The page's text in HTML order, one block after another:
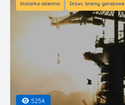
Stolarka okienna Drzwi, bramy garażowe
5254